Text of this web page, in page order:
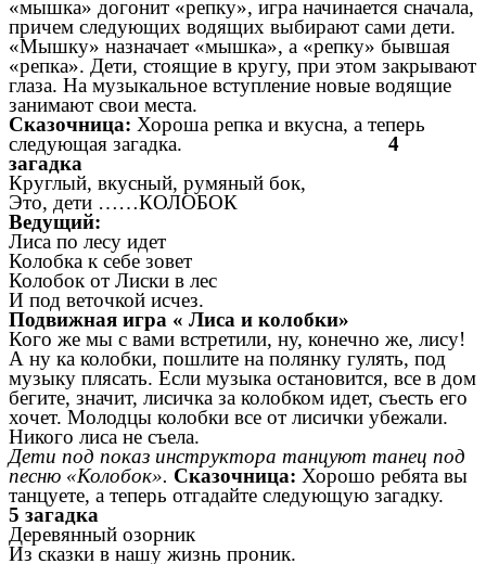
«мышка» догонит «репку», игра начинается сначала,
причем следующих водящих выбирают сами дети.
«Мышку» назначает «мышка», а «репку» бывшая
«репка». Дети, стоящие в кругу, при этом закрывают
глаза. На музыкальное вступление новые водящие
занимают свои места.
Сказочница: Хороша репка и вкусна, а теперь
следующая загадка. 4
загадка
Круглый, вкусный, румяный бок,
Это, дети ……КОЛОБОК
Ведущий:
Лиса по лесу идет
Колобка к себе зовет
Колобок от Лиски в лес
И под веточкой исчез.
Подвижная игра « Лиса и колобки»
Кого же мы с вами встретили, ну, конечно же, лису!
А ну ка колобки, пошлите на полянку гулять, под
музыку плясать. Если музыка остановится, все в дом
бегите, значит, лисичка за колобком идет, съесть его
хочет. Молодцы колобки все от лисички убежали.
Никого лиса не съела.
Дети под показ инструктора танцуют танец под
песню «Колобок». Сказочница: Хорошо ребята вы
танцуете, а теперь отгадайте следующую загадку.
5 загадка
Деревянный озорник
Из сказки в нашу жизнь проник.